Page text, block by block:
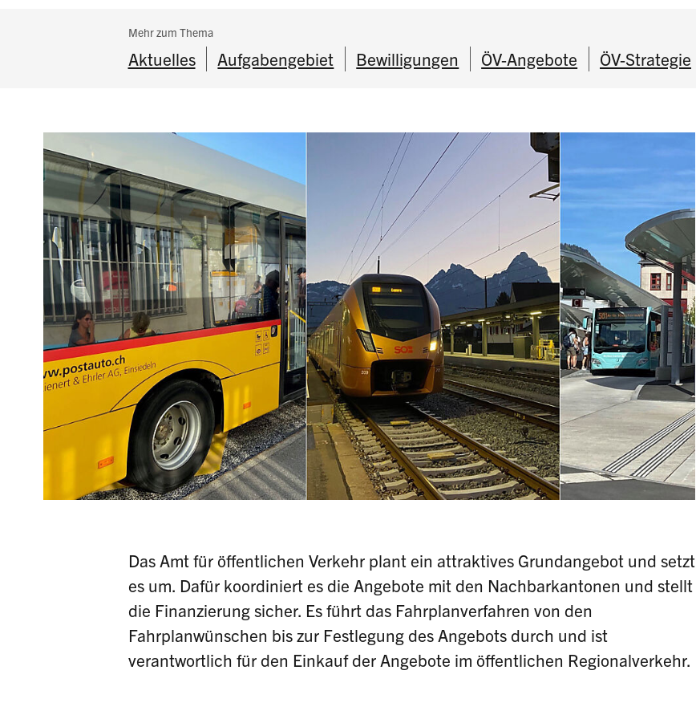
Subnavigation:
Mehr zum Thema
Aktuelles Aufgabengebiet Bewilligungen ÖV-Angebote ÖV-Strategie
Das Amt für öffentlichen Verkehr plant ein attraktives Grundangebot und setzt
es um. Dafür koordiniert es die Angebote mit den Nachbarkantonen und stellt
die Finanzierung sicher. Es führt das Fahrplanverfahren von den
Fahrplanwünschen bis zur Festlegung des Angebots durch und ist
verantwortlich für den Einkauf der Angebote im öffentlichen Regionalverkehr.